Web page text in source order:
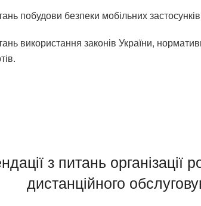
побудови безпеки мобільних
використання законів України,
з питань організації
дистанційного